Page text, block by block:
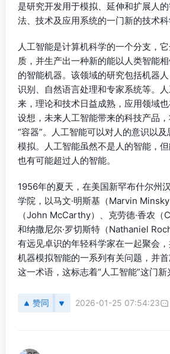
是研究开发用于模拟、延伸和扩展人
法、技术及应用系统的一门新的技术科
人工智能是计算机科学的一个分支，
质，并生产出一种新的能以人类智能
的智能机器。该领域的研究包括机器
识别、自然语言处理和专家系统等。
来，理论和技术日益成熟，应用领域
设想，未来人工智能带来的科技产品
“容器”。人工智能可以对人的意识以
模拟。人工智能虽然不是人的智能，但
也有可能超过人的智能。
1956年的夏天，在美国新罕布什尔州
学院，以马文·明斯基（Marvin
（John McCarthy）、克劳德·香农（
和纳撒尼尔·罗切斯特（Nathaniel
有远见卓识的年轻科学家在一起聚会
机器模拟智能的一系列有关问题，并
这一术语，这标志着“人工智能”这门新
赞同 2026-01-25 07:54:23